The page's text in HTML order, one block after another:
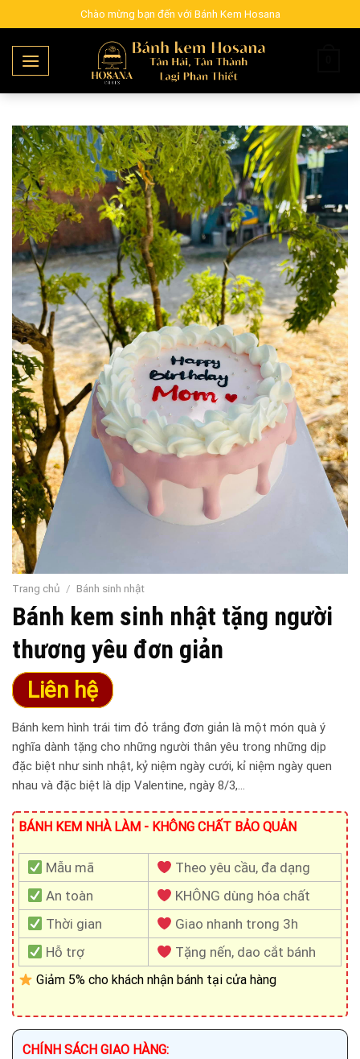
to
content
Chào mừng bạn đến với Bánh Kem Hosana
Trang chủ / Bánh sinh nhật
Bánh kem sinh nhật tặng người
thương yêu đơn giản
Liên hệ
Bánh kem hình trái tim đỏ trắng đơn giản là một món quà ý
nghĩa dành tặng cho những người thân yêu trong những dịp
đặc biệt như sinh nhật, kỷ niệm ngày cưới, kỉ niệm ngày quen
nhau và đặc biệt là dịp Valentine, ngày 8/3,…
BÁNH KEM NHÀ LÀM - KHÔNG CHẤT BẢO QUẢN
Mẫu mã
Theo yêu cầu, đa dạng
An toàn
KHÔNG dùng hóa chất
Thời gian
Giao nhanh trong 3h
Hỗ trợ
Tặng nến, dao cắt bánh
Giảm 5% cho khách nhận bánh tại cửa hàng
CHÍNH SÁCH GIAO HÀNG: